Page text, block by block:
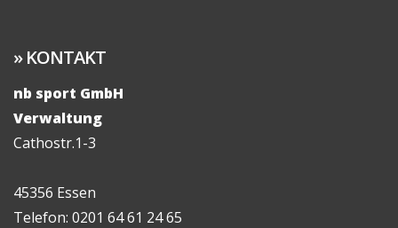
KONTAKT
nb sport GmbH
Verwaltung
Cathostr.1-3
45356 Essen
Telefon: 0201 64 61 24 65